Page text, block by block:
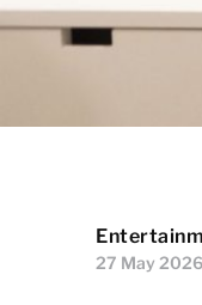
27 May 2026